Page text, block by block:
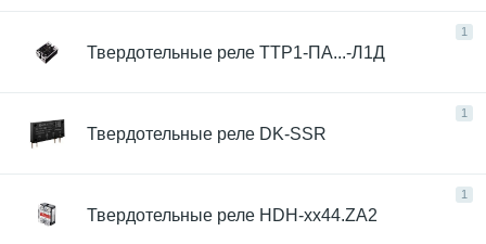
1
Твердотельные реле ТТР1-ПА...-Л1Д
1
Твердотельные реле DK-SSR
1
Твердотельные реле HDH-xx44.ZA2